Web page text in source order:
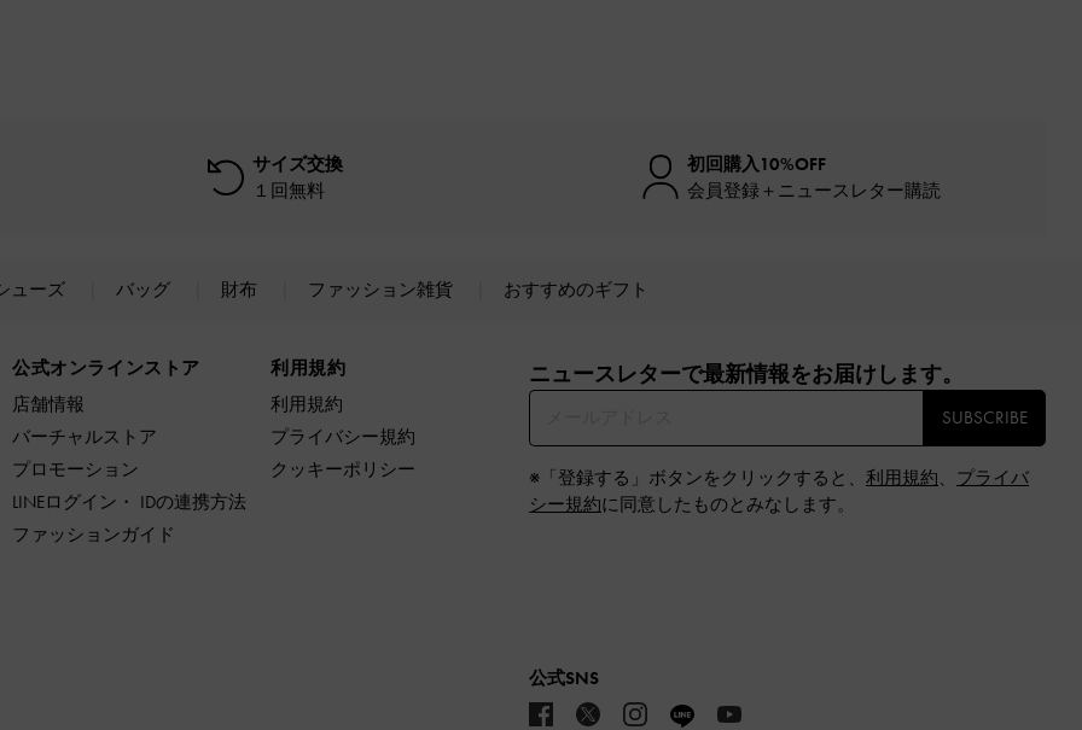
サイズ交換
１回無料
初回購入10%OFF
会員登録＋ニュースレター購読
ューズ バッグ 財布 ファッション雑貨 おすすめのギフト
公式オンラインストア
店舗情報
バーチャルストア
プロモーション
LINEログイン・ IDの連携方法
ファッションガイド
利用規約
利用規約
プライバシー規約
クッキーポリシー
ニュースレターで最新情報をお届けします。​
SUBSCRIBE
※「登録する」ボタンをクリックすると、 利用規約、 プライバ
シー規約に同意したものとみなします。
公式SNS